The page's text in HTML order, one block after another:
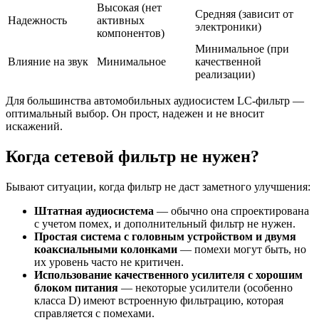
Надежность
Высокая (нет
активных
компонентов)
Средняя (зависит от
электроники)
Влияние на звук Минимальное
Минимальное (при
качественной
реализации)
Для большинства автомобильных аудиосистем LC-фильтр —
оптимальный выбор. Он прост, надежен и не вносит
искажений.
Когда сетевой фильтр не нужен?
Бывают ситуации, когда фильтр не даст заметного улучшения:
Штатная аудиосистема — обычно она спроектирована
с учетом помех, и дополнительный фильтр не нужен.
Простая система с головным устройством и двумя
коаксиальными колонками — помехи могут быть, но
их уровень часто не критичен.
Использование качественного усилителя с хорошим
блоком питания — некоторые усилители (особенно
класса D) имеют встроенную фильтрацию, которая
справляется с помехами.